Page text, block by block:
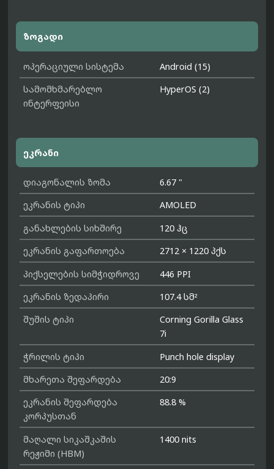
ზოგადი
ოპერაციული სისტემა
Android (15)
სამომხმარებლო
ინტერფეისი
HyperOS (2)
ეკრანი
დიაგონალის ზომა
6.67 "
ეკრანის ტიპი
AMOLED
განახლების სიხშირე
120 ჰც
ეკრანის გაფართოება
2712 × 1220 პქს
პიქსელების სიმჭიდროვე
446 PPI
ეკრანის ზედაპირი
107.4 სმ²
შუშის ტიპი
Corning Gorilla Glass
7i
ჭრილის ტიპი
Punch hole display
მხარეთა შეფარდება
20:9
ეკრანის შეფარდება
კორპუსთან
88.8 %
მაღალი სიკაშკაშის
რეჟიმი (HBM)
1400 nits